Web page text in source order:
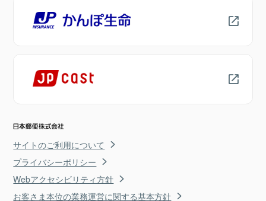
サイトのご利用について
プライバシーポリシー
Webアクセシビリティ方針
お客さま本位の業務運営に関する基本方針